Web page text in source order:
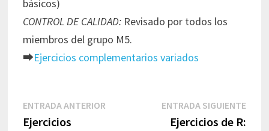
básicos)
CONTROL DE CALIDAD: Revisado por todos los
miembros del grupo M5.
⮕Ejercicios complementarios variados
Navegación
entradas
ENTRADA ANTERIOR
Ejercicios
ENTRADA SIGUIENTE
Ejercicios de R: